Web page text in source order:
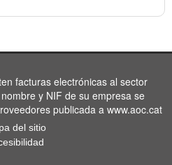
facturas electrónicas al sector
y NIF de su empresa se
publicada a www.aoc.cat
del sitio